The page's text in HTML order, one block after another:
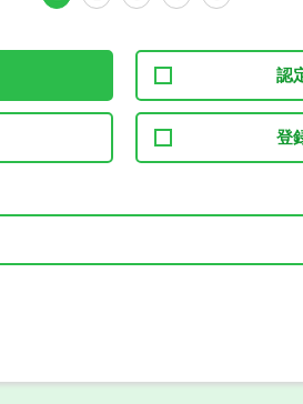
認
登